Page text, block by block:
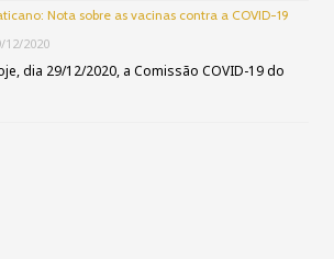
Nota sobre as vacinas contra a COVID-19
12/2020
dia 29/12/2020, a Comissão COVID-19 do